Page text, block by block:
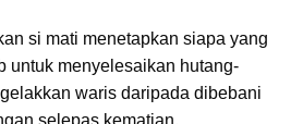
si mati menetapkan siapa yang
untuk menyelesaikan hutang-
waris daripada dibebani